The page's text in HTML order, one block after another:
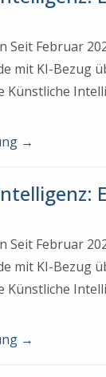
Seit Februar
mit KI-Bezug
Künstliche
→
Seit Februar
mit KI-Bezug
Künstliche
→